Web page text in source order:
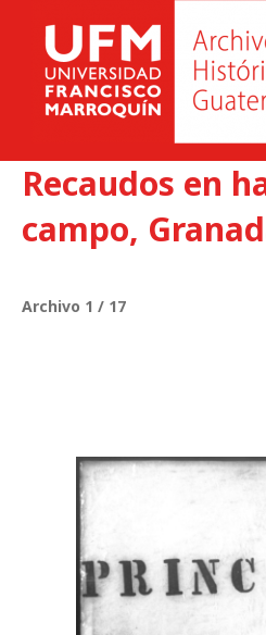
Recaudos en
campo,
Archivo 1 / 17